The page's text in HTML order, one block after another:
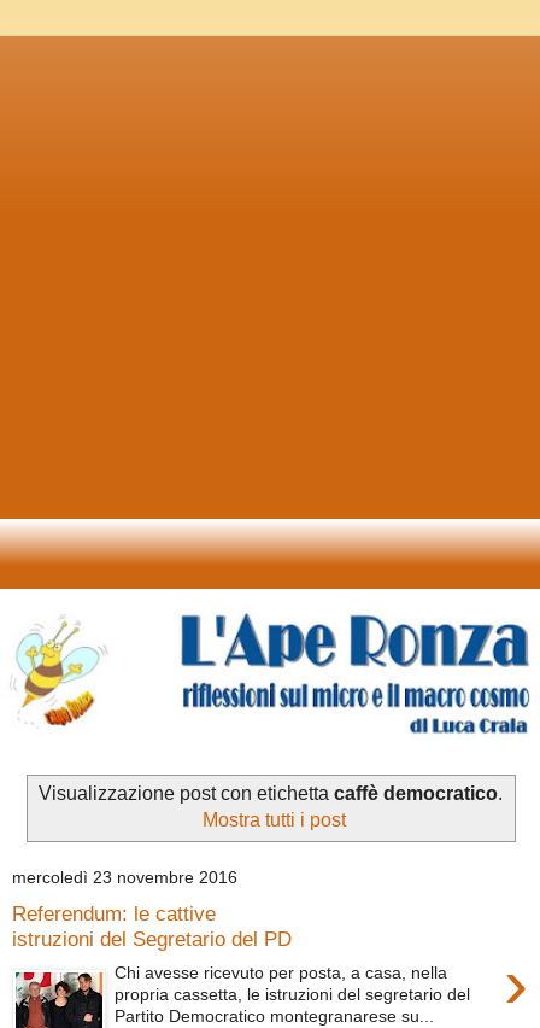
Visualizzazione post con etichetta caffè democratico.
Mostra tutti i post
mercoledì 23 novembre 2016
Referendum: le cattive
istruzioni del Segretario del PD
›
Chi avesse ricevuto per posta, a casa, nella
propria cassetta, le istruzioni del segretario del
Partito Democratico montegranarese su...